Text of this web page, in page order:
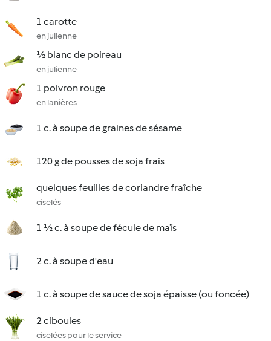
1 carotte
en julienne
½ blanc de poireau
en julienne
1 poivron rouge
en lanières
1 c. à soupe de graines de sésame
120 g de pousses de soja frais
quelques feuilles de coriandre fraîche
ciselés
1 ½ c. à soupe de fécule de maïs
2 c. à soupe d'eau
1 c. à soupe de sauce de soja épaisse (ou foncée)
2 ciboules
ciselées pour le service